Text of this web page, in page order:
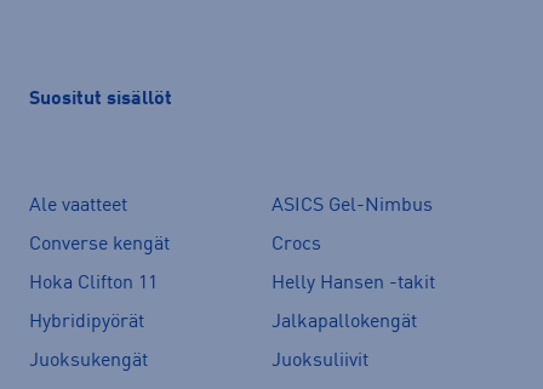
Suositut sisällöt
Ale vaatteet
ASICS Gel-Nimbus
Converse kengät
Crocs
Hoka Clifton 11
Helly Hansen -takit
Hybridipyörät
Jalkapallokengät
Juoksukengät
Juoksuliivit